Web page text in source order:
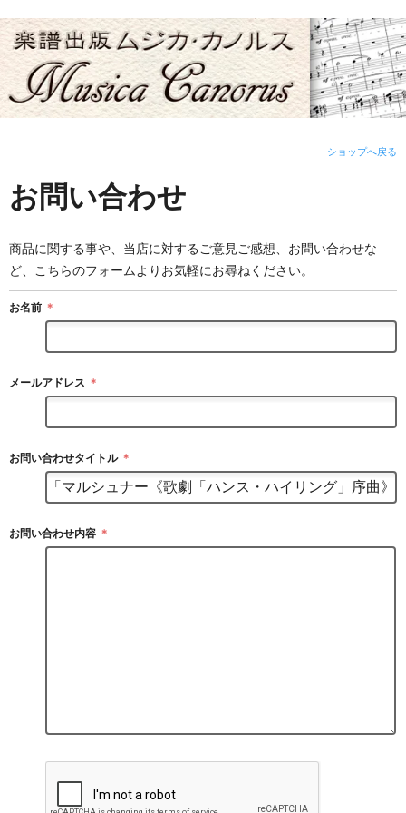
ショップへ戻る
お問い合わせ
商品に関する事や、当店に対するご意見ご感想、お問い合わせな
ど、こちらのフォームよりお気軽にお尋ねください。
お名前 ＊
メールアドレス ＊
お問い合わせタイトル ＊
お問い合わせ内容 ＊